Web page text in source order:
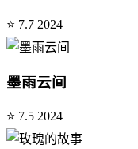
⭐ 7.7 2024
墨雨云间
⭐ 7.5 2024